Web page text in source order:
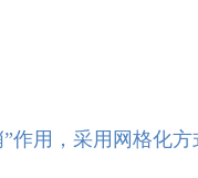
作用，采用网格化方